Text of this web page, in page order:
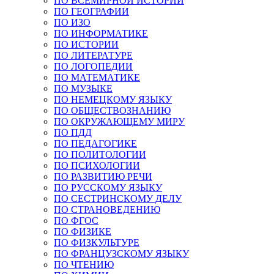
ПО ГЕОГРАФИИ
ПО ИЗО
ПО ИНФОРМАТИКЕ
ПО ИСТОРИИ
ПО ЛИТЕРАТУРЕ
ПО ЛОГОПЕДИИ
ПО МАТЕМАТИКЕ
ПО МУЗЫКЕ
ПО НЕМЕЦКОМУ ЯЗЫКУ
ПО ОБЩЕСТВОЗНАНИЮ
ПО ОКРУЖАЮЩЕМУ МИРУ
ПО ПДД
ПО ПЕДАГОГИКЕ
ПО ПОЛИТОЛОГИИ
ПО ПСИХОЛОГИИ
ПО РАЗВИТИЮ РЕЧИ
ПО РУССКОМУ ЯЗЫКУ
ПО СЕСТРИНСКОМУ ДЕЛУ
ПО СТРАНОВЕДЕНИЮ
ПО ФГОС
ПО ФИЗИКЕ
ПО ФИЗКУЛЬТУРЕ
ПО ФРАНЦУЗСКОМУ ЯЗЫКУ
ПО ЧТЕНИЮ